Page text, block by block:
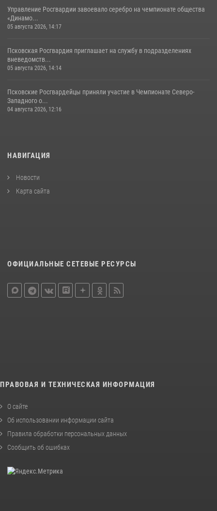
Управление Росгвардии завоевало серебро на чемпионате общества
«Динамо...
05 августа 2026, 14:17
Псковская Росгвардия приглашает на службу в подразделениях
вневедомств...
05 августа 2026, 14:14
Псковские Росгвардейцы приняли участие в Чемпионате Северо-
Западного о...
04 августа 2026, 12:16
НАВИГАЦИЯ
Новости
Карта сайта
ОФИЦИАЛЬНЫЕ СЕТЕВЫЕ РЕСУРСЫ
ПРАВОВАЯ И ТЕХНИЧЕСКАЯ ИНФОРМАЦИЯ
О сайте
Об использовании информации сайта
Правила обработки персональных данных
Сообщить об ошибках